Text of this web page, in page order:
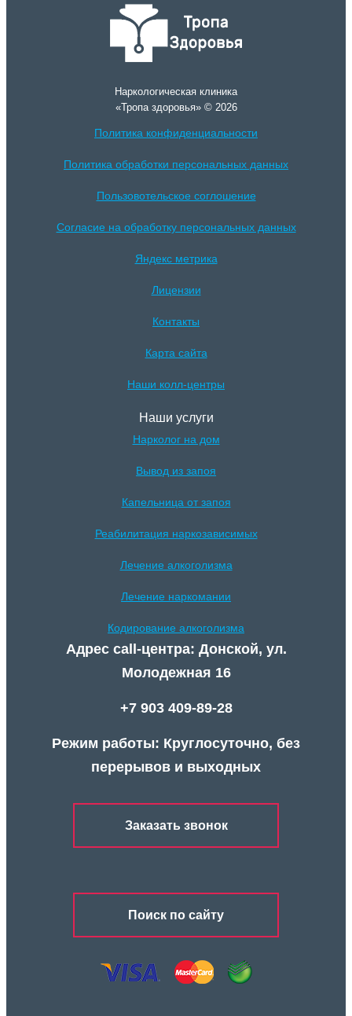
Наркологическая клиника
«Тропа здоровья» © 2026
Политика конфиденциальности
Политика обработки персональных данных
Пользовотельское соглошение
Согласие на обработку персональных данных
Яндекс метрика
Лицензии
Контакты
Карта сайта
Наши колл-центры
Наши услуги
Нарколог на дом
Вывод из запоя
Капельница от запоя
Реабилитация наркозависимых
Лечение алкоголизма
Лечение наркомании
Кодирование алкоголизма
Адрес call-центра: Донской, ул.
Молодежная 16
+7 903 409-89-28
Режим работы: Круглосуточно, без
перерывов и выходных
Заказать звонок
Поиск по сайту